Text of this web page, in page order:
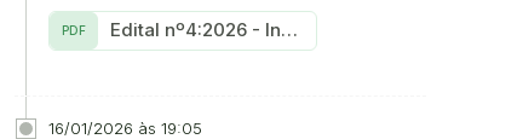
Edital nº4:2026 - Inscrições deferidas após recursos
PDF
16/01/2026 às 19:05